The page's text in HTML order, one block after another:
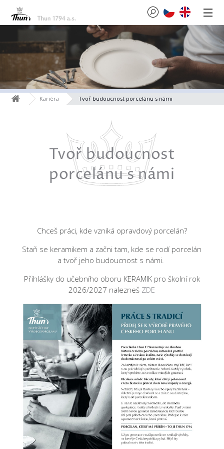
Kariéra Tvoř budoucnost porcelánu s námi
Tvoř budoucnost
porcelánu s námi
Chceš práci, kde vzniká opravdový porcelán?
Staň se keramikem a začni tam, kde se rodí porcelán
a tvoř jeho budoucnost s námi.
Přihlášky do učebního oboru KERAMIK pro školní rok
2026/2027 nalezneš ZDE